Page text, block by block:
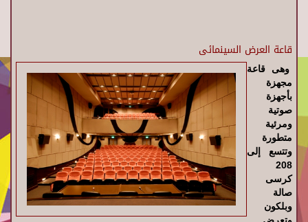
قاعة العرض السينمائى
وهى قاعة
مجهزة
بأجهزة
صوتية
ومرئية
متطورة
وتتسع إلى
208
كرسى
صالة
وبلكون